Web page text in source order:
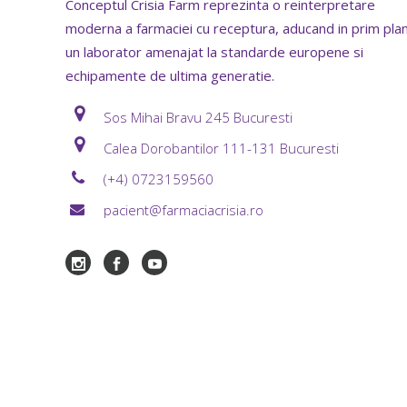
Conceptul Crisia Farm reprezinta o reinterpretare
moderna a farmaciei cu receptura, aducand in prim
un laborator amenajat la standarde europene si
echipamente de ultima generatie.
Sos Mihai Bravu 245 Bucuresti
Calea Dorobantilor 111-131 Bucuresti
(+4) 0723159560
pacient@farmaciacrisia.ro